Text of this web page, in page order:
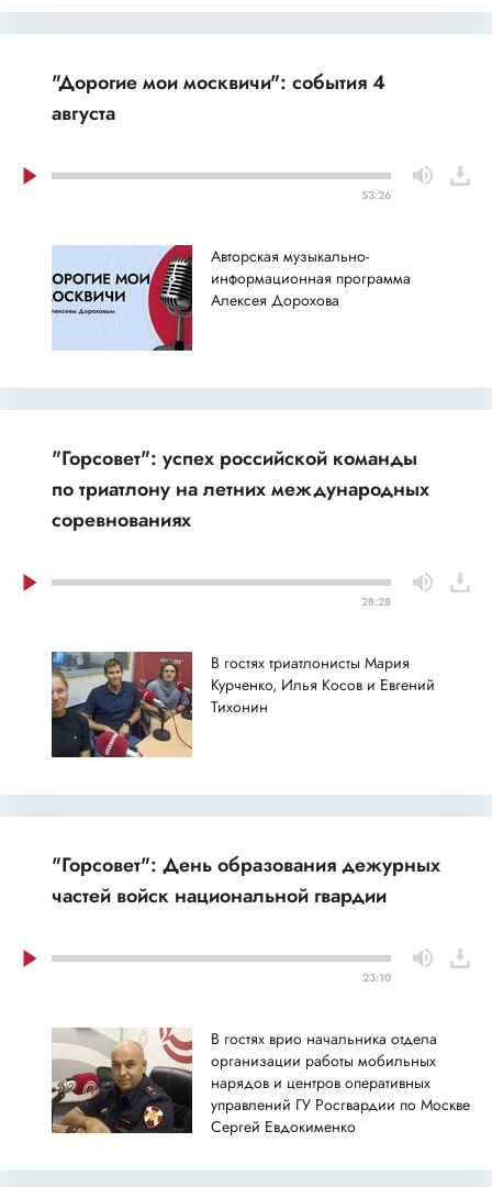
"Дорогие мои москвичи": события 4
августа
53:26
Авторская музыкально-
информационная программа
Алексея Дорохова
"Горсовет": успех российской команды
по триатлону на летних международных
соревнованиях
28:28
В гостях триатлонисты Мария
Курченко, Илья Косов и Евгений
Тихонин
"Горсовет": День образования дежурных
частей войск национальной гвардии
23:10
В гостях врио начальника отдела
организации работы мобильных
нарядов и центров оперативных
управлений ГУ Росгвардии по Москве
Сергей Евдокименко